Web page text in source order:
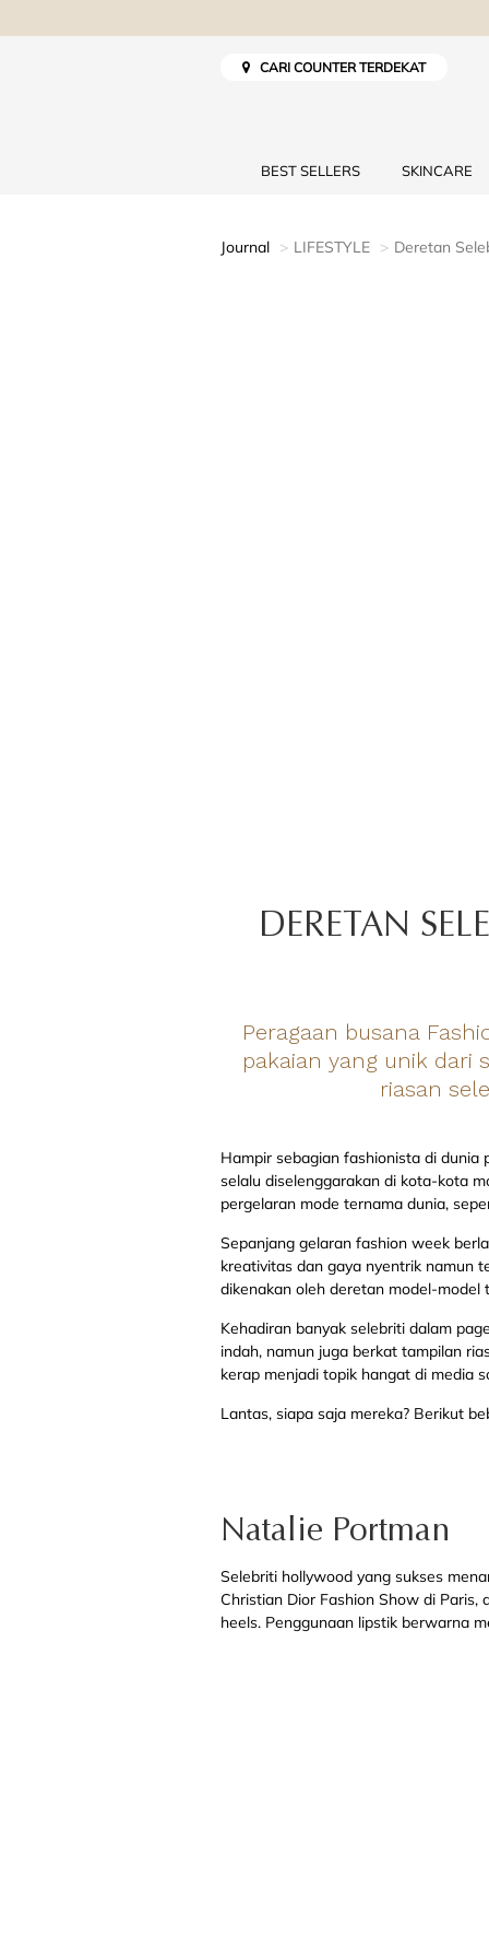
CARI COUNTER TERDEKAT
BEST SELLERS SKINCARE
Journal LIFESTYLE Deretan
DERETAN
Peragaan busana
pakaian yang unik dari
riasan
Hampir sebagian fashionista di
selalu diselenggarakan di kota-kota
pergelaran mode ternama dunia,
Sepanjang gelaran fashion week
kreativitas dan gaya nyentrik namun
dikenakan oleh deretan model-model
Kehadiran banyak selebriti dalam
indah, namun juga berkat tampilan
kerap menjadi topik hangat di media
Lantas, siapa saja mereka? Berikut
Natalie Portman
Selebriti hollywood yang sukses
Christian Dior Fashion Show di
heels. Penggunaan lipstik berwarna